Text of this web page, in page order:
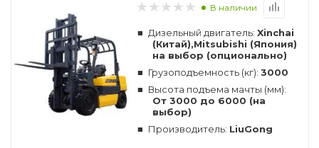
В наличии
Дизельный двигатель: Xinchai
(Китай),Mitsubishi (Япония)
на выбор (опционально)
Грузоподъемность (кг): 3000
Высота подъема мачты (мм):
От 3000 до 6000 (на
выбор)
Производитель: LiuGong